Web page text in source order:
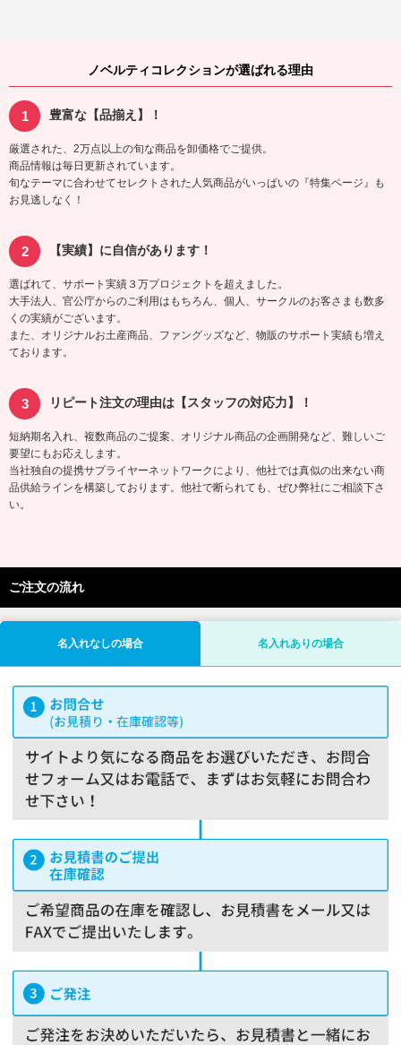
ノベルティコレクションが選ばれる理由
豊富な【品揃え】！
厳選された、2万点以上の旬な商品を卸価格でご提供。
商品情報は毎日更新されています。
旬なテーマに合わせてセレクトされた人気商品がいっぱいの『特集ページ』も
お見逃しなく！
【実績】に自信があります！
選ばれて、サポート実績３万プロジェクトを超えました。
大手法人、官公庁からのご利用はもちろん、個人、サークルのお客さまも数多
くの実績がございます。
また、オリジナルお土産商品、ファングッズなど、物販のサポート実績も増え
ております。
リピート注文の理由は【スタッフの対応力】！
短納期名入れ、複数商品のご提案、オリジナル商品の企画開発など、難しいご
要望にもお応えします。
当社独自の提携サプライヤーネットワークにより、他社では真似の出来ない商
品供給ラインを構築しております。他社で断られても、ぜひ弊社にご相談下さ
い。
ご注文の流れ
名入れなしの場合 名入れありの場合